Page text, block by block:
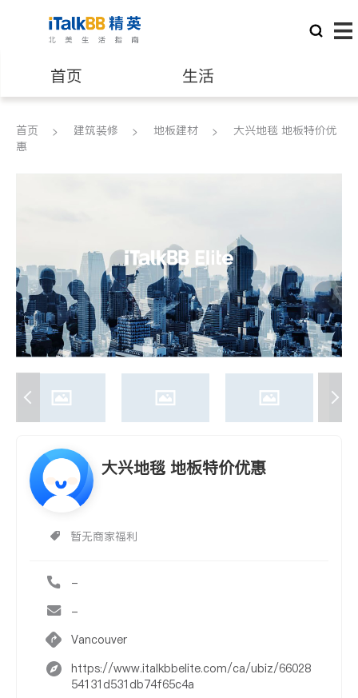
首页 生活
医生 律师
建筑装修
首页 建筑装修 地板建材
大兴地毯 地板特价优
惠
大兴地毯 地板特价优惠
暂无商家福利
-
-
Vancouver
https://www.italkbbelite.com/ca/ubiz/66028
54131d531db74f65c4a